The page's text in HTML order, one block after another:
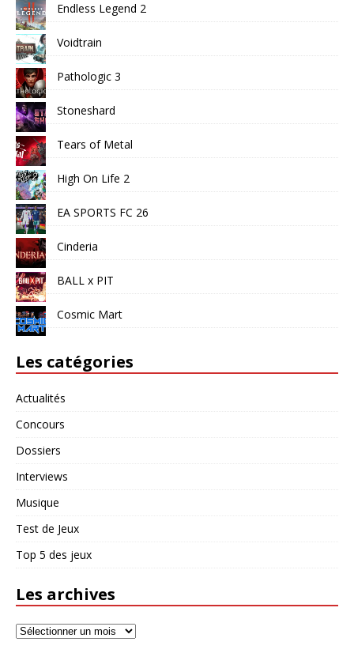
Endless Legend 2
Voidtrain
Pathologic 3
Stoneshard
Tears of Metal
High On Life 2
EA SPORTS FC 26
Cinderia
BALL x PIT
Cosmic Mart
Les catégories
Actualités
Concours
Dossiers
Interviews
Musique
Test de Jeux
Top 5 des jeux
Les archives